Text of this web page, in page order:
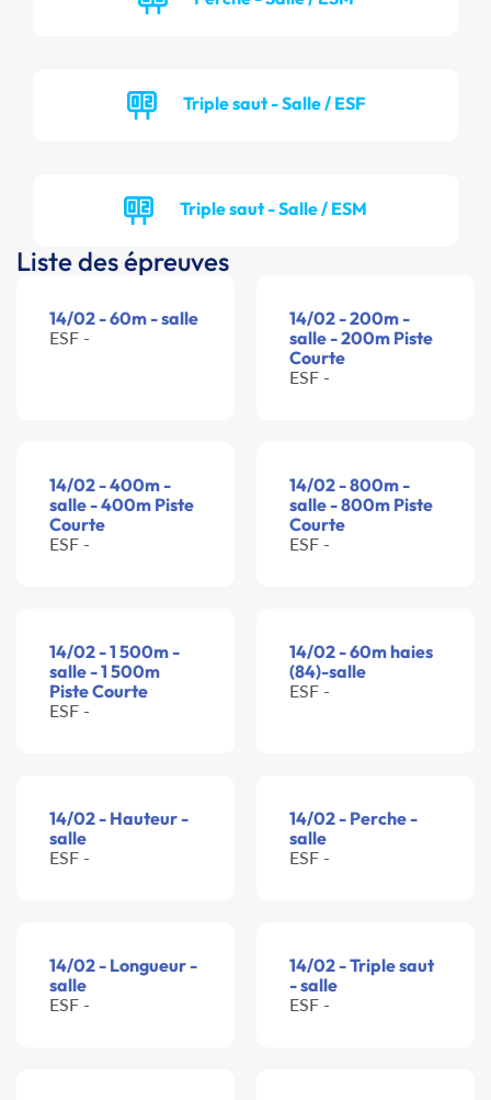
Triple saut - Salle / ESF
Triple saut - Salle / ESM
Liste des épreuves
14/02 - 60m - salle
ESF -
14/02 - 200m -
salle - 200m Piste
Courte
ESF -
14/02 - 400m -
salle - 400m Piste
Courte
ESF -
14/02 - 800m -
salle - 800m Piste
Courte
ESF -
14/02 - 1 500m -
salle - 1 500m
Piste Courte
ESF -
14/02 - 60m haies
(84)-salle
ESF -
14/02 - Hauteur -
salle
ESF -
14/02 - Perche -
salle
ESF -
14/02 - Longueur -
salle
ESF -
14/02 - Triple saut
- salle
ESF -